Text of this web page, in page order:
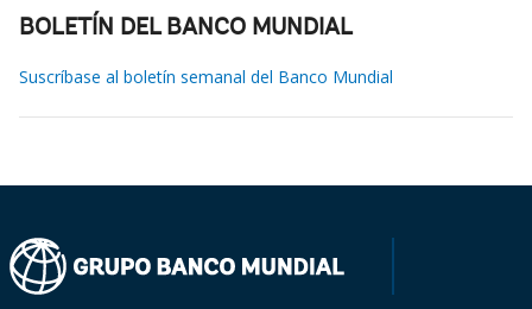
BOLETÍN DEL BANCO MUNDIAL
Suscríbase al boletín semanal del Banco Mundial